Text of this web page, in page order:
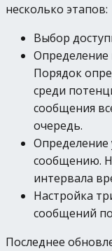
несколько этапов:
Выбор
Определение
Порядок
среди
сообщения
очередь.
Определение
сообщению.
интервала
Настройка
сообщений
Последнее